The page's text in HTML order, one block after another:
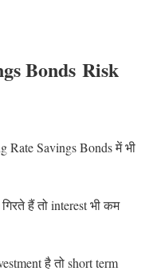
Bonds Risk
Rate Savings Bonds में भी
हैं तो interest भी कम
है तो short term